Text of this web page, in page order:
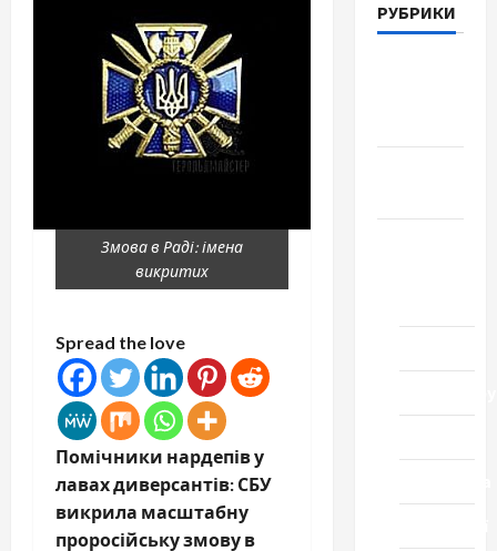
Змова в Раді: імена
викритих
Spread the love
Помічники нардепів у
лавах диверсантів: СБУ
викрила масштабну
проросійську змову в
РУБРИКИ